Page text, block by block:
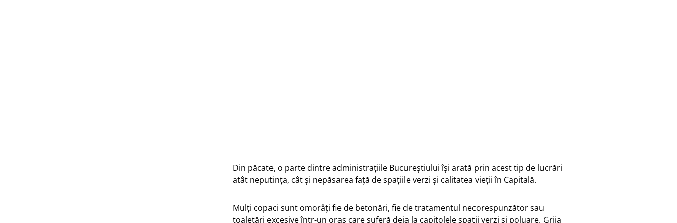
Din păcate, o parte dintre administrațiile Bucureștiului își arată prin acest tip de lucrări
atât neputința, cât și nepăsarea față de spațiile verzi și calitatea vieții în Capitală.
Mulți copaci sunt omorâți fie de betonări, fie de tratamentul necorespunzător sau
toaletări excesive într-un oraș care suferă deja la capitolele spații verzi și poluare. Grija